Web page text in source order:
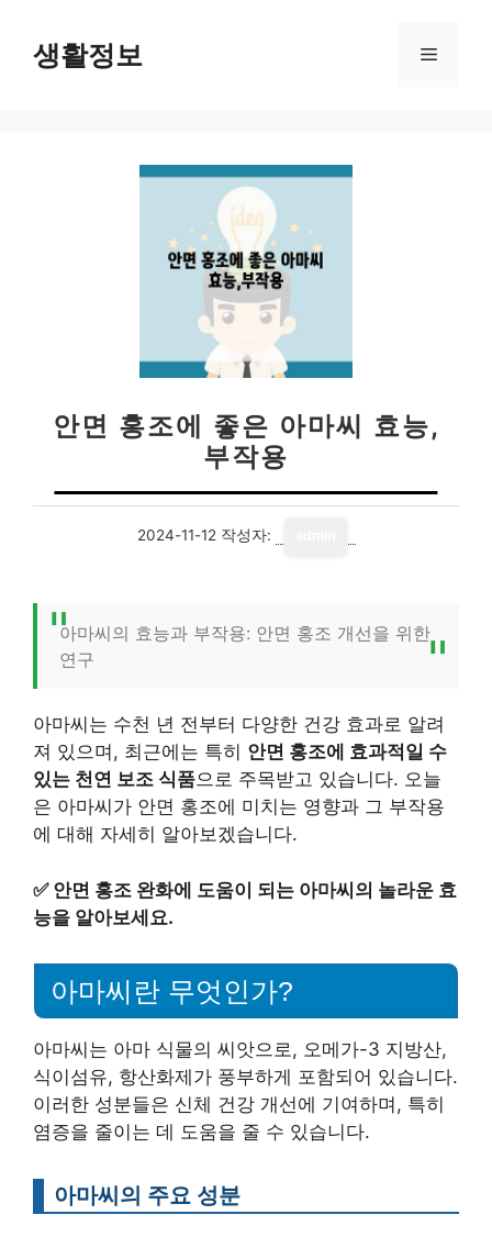
생활정보 메
안면 홍조에 좋은 아마씨 효능,
부작용
2024-11-12 작성자:
아마씨의 효능과 부작용: 안면 홍조 개선을 위한
연구
아마씨는 수천 년 전부터 다양한 건강 효과로 알려
져 있으며, 최근에는 특히 안면 홍조에 효과적일 수
있는 천연 보조 식품으로 주목받고 있습니다. 오늘
은 아마씨가 안면 홍조에 미치는 영향과 그 부작용
에 대해 자세히 알아보겠습니다.
✅ 안면 홍조 완화에 도움이 되는 아마씨의 놀라운 효
능을 알아보세요.
아마씨란 무엇인가?
아마씨는 아마 식물의 씨앗으로, 오메가-3 지방산,
식이섬유, 항산화제가 풍부하게 포함되어 있습니다.
이러한 성분들은 신체 건강 개선에 기여하며, 특히
염증을 줄이는 데 도움을 줄 수 있습니다.
아마씨의 주요 성분